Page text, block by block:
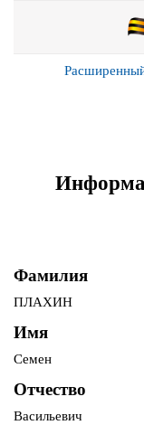
Фамилия
ПЛАХИН
Имя
Семен
Отчество
Васильевич